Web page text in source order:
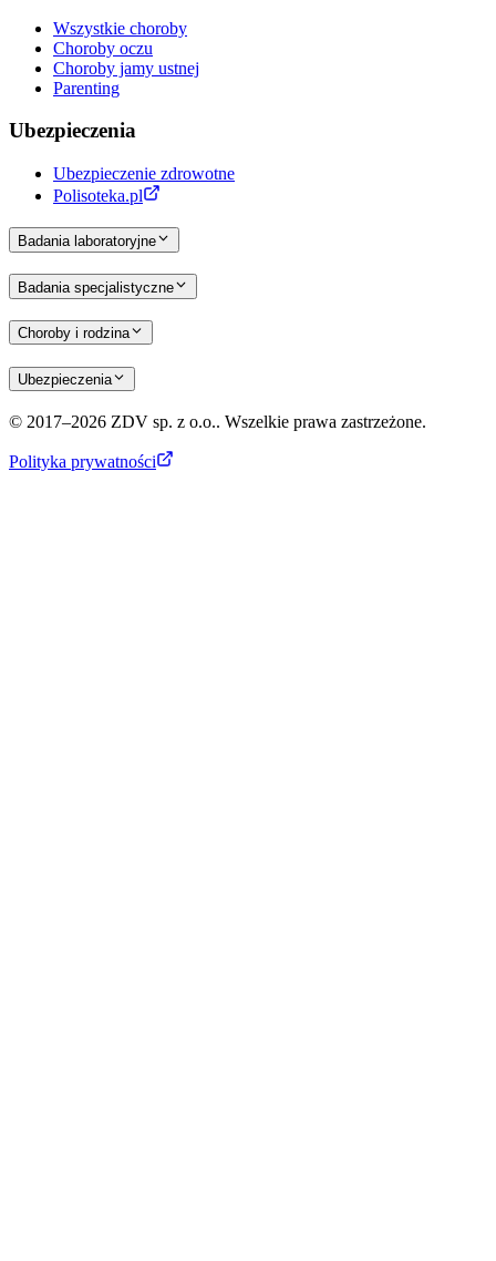
Wszystkie choroby
Choroby oczu
Choroby jamy ustnej
Parenting
Ubezpieczenia
Ubezpieczenie zdrowotne
Polisoteka.pl
Badania laboratoryjne
Badania specjalistyczne
Choroby i rodzina
Ubezpieczenia
© 2017–2026 ZDV sp. z o.o.. Wszelkie prawa zastrzeżone.
Polityka prywatności